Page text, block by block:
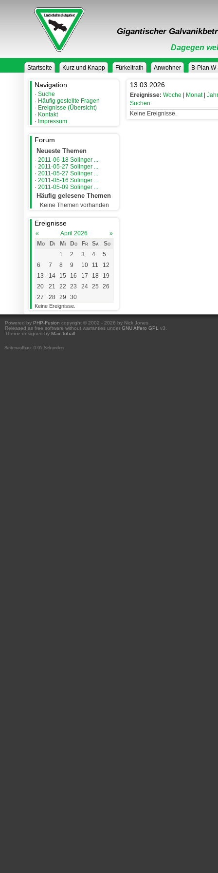
Gigantischer
Dagegen
Startseite Kurz und Knapp Fürkeltrath Anwohner B-Plan W
Navigation
· Suche
· Häufig gestellte Fragen
· Ereignisse (Übersicht)
· Kontakt
· Impressum
Forum
Neueste Themen
· 2011-06-18 Solinger ...
· 2011-05-27 Solinger ...
· 2011-05-27 Solinger ...
· 2011-05-16 Solinger ...
· 2011-05-09 Solinger ...
Häufig gelesene Themen
Keine Themen vorhanden
Ereignisse
« April 2026
»
Mo
Di Mi Do Fr Sa
So
1
2 3 4
5
6
7 8 9 10 11
12
13
14 15 16 17 18
19
20
21 22 23 24 25
26
27
28 29 30
Keine Ereignisse.
13.03.2026
Ereignisse: Woche Monat| Jahr
Suchen
Keine Ereignisse.
Powered by PHP-Fusion copyright © 2002 - 2026 by Nick Jones.
Released as free software without warranties under GNU Affero GPL v3.
Theme designed by Max Toball
Seitenaufbau: 0.05 Sekunden